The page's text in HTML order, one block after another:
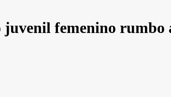
femenino rumbo